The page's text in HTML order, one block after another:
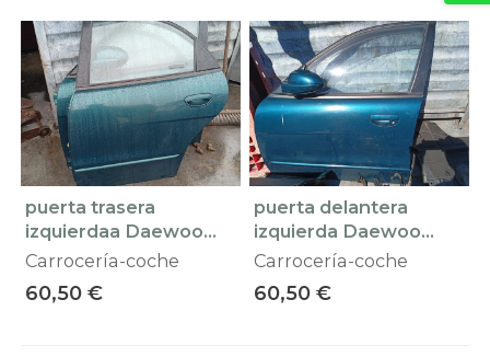
puerta trasera
izquierdaa Daewoo
Nubira
Carrocería-coche
60,50 €
puerta delantera
izquierda Daewoo
Nubira.
Carrocería-coche
60,50 €